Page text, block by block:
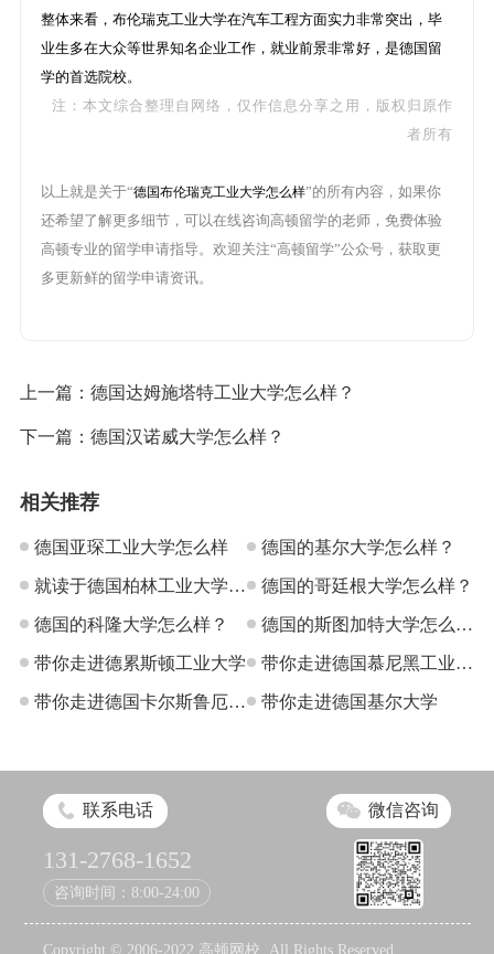
整体来看，布伦瑞克工业大学在汽车工程方面实力非常突出，毕
业生多在大众等世界知名企业工作，就业前景非常好，是德国留
学的首选院校。
注：本文综合整理自网络，仅作信息分享之用，版权归原作
者所有
以上就是关于“德国布伦瑞克工业大学怎么样”的所有内容，如果你
还希望了解更多细节，可以在线咨询高顿留学的老师，免费体验
高顿专业的留学申请指导。欢迎关注“高顿留学”公众号，获取更
多更新鲜的留学申请资讯。
上一篇： 德国达姆施塔特工业大学怎么样？
下一篇： 德国汉诺威大学怎么样？
相关推荐
德国亚琛工业大学怎么样 德国的基尔大学怎么样？
就读于德国柏林工业大学是
什么感受？
德国的哥廷根大学怎么样？
德国的科隆大学怎么样？ 德国的斯图加特大学怎么
样？
带你走进德累斯顿工业大学 带你走进德国慕尼黑工业大
学
带你走进德国卡尔斯鲁厄理 带你走进德国基尔大学
联系电话
131-2768-1652
咨询时间：8:00-24:00
微信咨询
Copyright © 2006-2022 高顿网校, All Rights Reserved.